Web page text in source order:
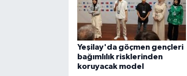
Yeşilay'da göçmen gençleri
bağımlılık risklerinden
koruyacak model